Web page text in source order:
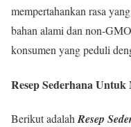
mempertahankan rasa
bahan alami dan non-
konsumen yang peduli
Resep Sederhana
Berikut adalah Resep